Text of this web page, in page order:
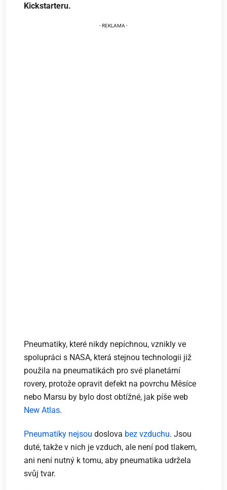
Kickstarteru.
Pneumatiky, které nikdy nepíchnou, vznikly ve
spolupráci s NASA, která stejnou technologii již
použila na pneumatikách pro své planetární
rovery, protože opravit defekt na povrchu Měsíce
nebo Marsu by bylo dost obtížné, jak píše web
New Atlas.
Pneumatiky nejsou doslova bez vzduchu. Jsou
duté, takže v nich je vzduch, ale není pod tlakem,
ani není nutný k tomu, aby pneumatika udržela
svůj tvar.